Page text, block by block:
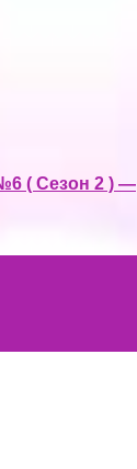
( Сезон 2 ) —